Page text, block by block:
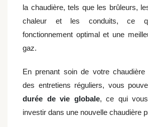
la chaudière, tels que les brûleurs,
chaleur et les conduits, ce
fonctionnement optimal et une
gaz.
En prenant soin de votre
des entretiens réguliers, vous
durée de vie globale, ce qui
investir dans une nouvelle chaudière